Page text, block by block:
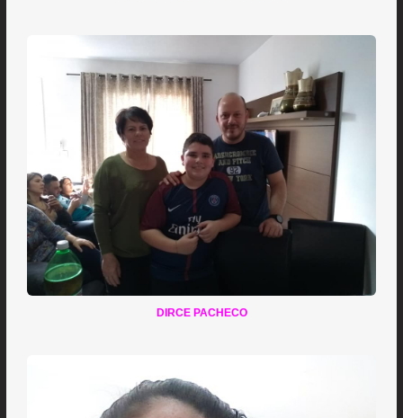
DIRCE PACHECO